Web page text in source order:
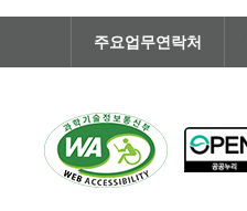
주요업무연락처